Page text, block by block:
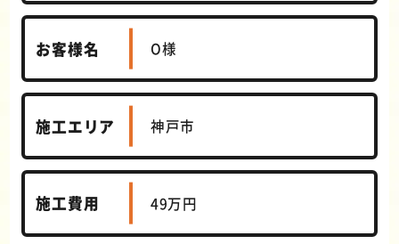
お客様名 O様
施工エリア 神戸市
施工費用 49万円